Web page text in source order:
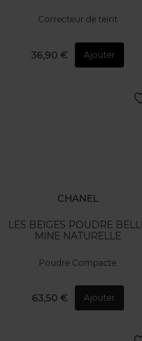
Correcteur de teint
36,90 € Ajouter
CHANEL
LES BEIGES POUDRE
MINE NATURELLE
Poudre Compacte
63,50 € Ajouter